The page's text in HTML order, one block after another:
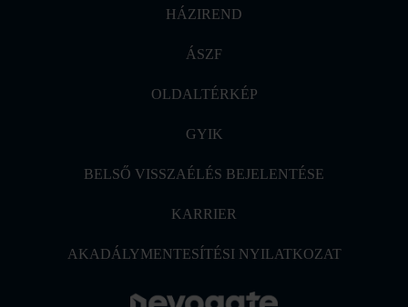
HÁZIREND
ÁSZF
OLDALTÉRKÉP
GYIK
BELSŐ VISSZAÉLÉS BEJELENTÉSE
KARRIER
AKADÁLYMENTESÍTÉSI NYILATKOZAT